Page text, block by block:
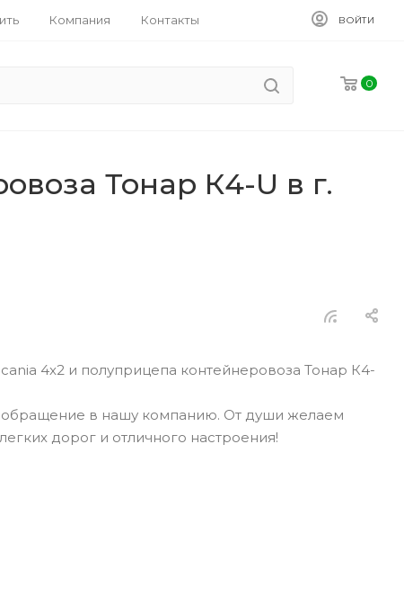
Компания Контакты ВОЙТИ
0
Тонар К4-U в г.
4x2 и полуприцепа контейнеровоза Тонар К4-
обращение в нашу компанию. От души желаем
дорог и отличного настроения!